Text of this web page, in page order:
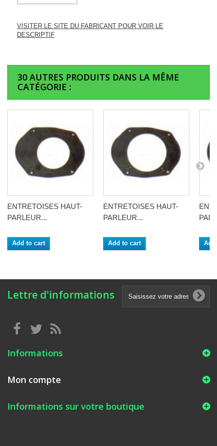
VISITER LE SITE DU FABRICANT POUR VOIR LE
DESCRIPTIF
30 AUTRES PRODUITS DANS LA MÊME
CATÉGORIE :
ENTRETOISES HAUT-
PARLEUR...
Add to cart
ENTRETOISES HAUT-
PARLEUR...
Add to cart
Lettre d'informations
Informations
Mon compte
Informations sur votre boutique